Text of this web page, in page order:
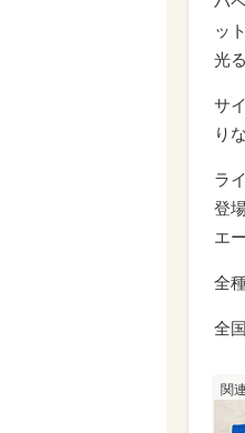
ッ
光
サ
り
ラ
登
エ
全
全